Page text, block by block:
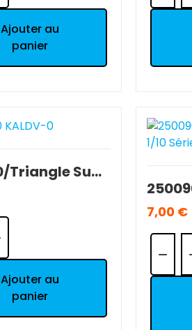
Ajouter au
panier
250050/Triangle Supérieur AV T2M 1/10 Série 5000 NEUF.
Ajouter au
panier
7,00 €
Quantité: